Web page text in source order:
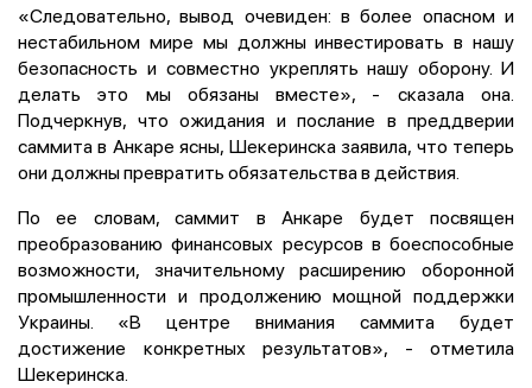
«Следовательно, вывод очевиден: в более опасном и
нестабильном мире мы должны инвестировать в нашу
безопасность и совместно укреплять нашу оборону. И
делать это мы обязаны вместе», - сказала она.
Подчеркнув, что ожидания и послание в преддверии
саммита в Анкаре ясны, Шекеринска заявила, что теперь
они должны превратить обязательства в действия.
По ее словам, саммит в Анкаре будет посвящен
преобразованию финансовых ресурсов в боеспособные
возможности, значительному расширению оборонной
промышленности и продолжению мощной поддержки
Украины. «В центре внимания саммита будет
достижение конкретных результатов», - отметила
Шекеринска.